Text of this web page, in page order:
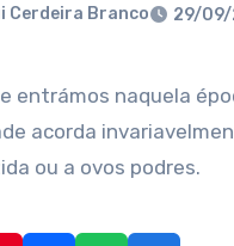
Cerdeira Branco 29/
acorda
ou a ovos podres.